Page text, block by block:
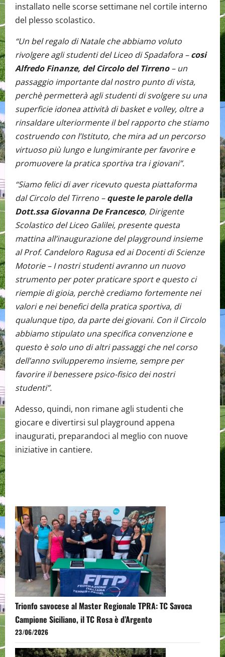
installato nelle scorse settimane nel cortile interno
del plesso scolastico.
“Un bel regalo di Natale che abbiamo voluto
rivolgere agli studenti del Liceo di Spadafora –cosi
Alfredo Finanze, del Circolo del Tirreno– un
passaggio importante dal nostro punto di vista,
perchè permetterà agli studenti di svolgere su una
superficie idonea attività di basket e volley, oltre a
rinsaldare ulteriormente il bel rapporto che stiamo
costruendo con l’Istituto, che mira ad un percorso
virtuoso più lungo e lungimirante per favorire e
promuovere la pratica sportiva tra i giovani”.
“Siamo felici di aver ricevuto questa piattaforma
dal Circolo del Tirreno –queste le parole della
Dott.ssa Giovanna De Francesco, Dirigente
Scolastico del Liceo Galilei, presente questa
mattina all’inaugurazione del playground insieme
al Prof. Candeloro Ragusa ed ai Docenti di Scienze
Motorie – I nostri studenti avranno un nuovo
strumento per poter praticare sport e questo ci
riempie di gioia, perchè crediamo fortemente nei
valori e nei benefici della pratica sportiva, di
qualunque tipo, da parte dei giovani. Con il Circolo
abbiamo stipulato una specifica convenzione e
questo è solo uno di altri passaggi che nel corso
dell’anno svilupperemo insieme, sempre per
favorire il benessere psico-fisico dei nostri
studenti”.
Adesso, quindi, non rimane agli studenti che
giocare e divertirsi sul playground appena
inaugurati, preparandoci al meglio con nuove
iniziative in cantiere.
Trionfo savocese al Master Regionale TPRA: TC Savoca
Campione Siciliano, il TC Rosa è d’Argento
23/06/2026